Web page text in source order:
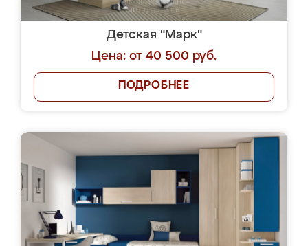
Детская "Марк"
Цена: от 40 500 руб.
ПОДРОБНЕЕ